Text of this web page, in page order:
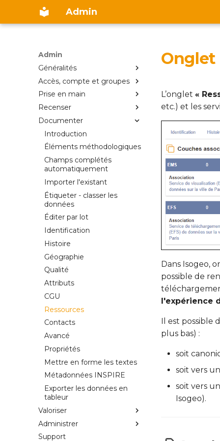
Admin
Admin
Généralités
Introduction
Présentation
Pré-requis
Recenser
Documenter
Partager
Accès, compte et groupes
Compte Isogeo
Inscription
Connexion
Groupes de travail
Options
Coordonnées
Mot de passe
Prise en main
Prise en main
Interface globale
Tableau de bord
Interface d'administration
Inventaire
Recherches
Fonctionnalités
Recenser
Recenser
Scanner les données
géographiques
Scanner les services
géographiques
Scanner les services
géographiques
Recenser les services
Associer couches de
services et données
Questions fréquentes et
cas particuliers
Ressources sur les
métadonnées de services
Créer une fiche manuelle
Documenter
Introduction
Éléments méthodologiques
Champs complétés
automatiquement
Importer l'existant
Étiqueter - classer les
données
Éditer par lot
Identification
Histoire
Géographie
Qualité
Attributs
CGU
Ressources
Contacts
Avancé
Propriétés
Mettre en forme les textes
Métadonnées INSPIRE
Exporter les données en
tableur
Valoriser
Introduction
Lier des services
Administrer
Introduction
Support
Onglet
L’onglet «
etc.) et les
Dans Isogeo,
possible de
l'expérience
Il est possible
plus bas) :
soit
soit vers
soit vers
Isogeo).